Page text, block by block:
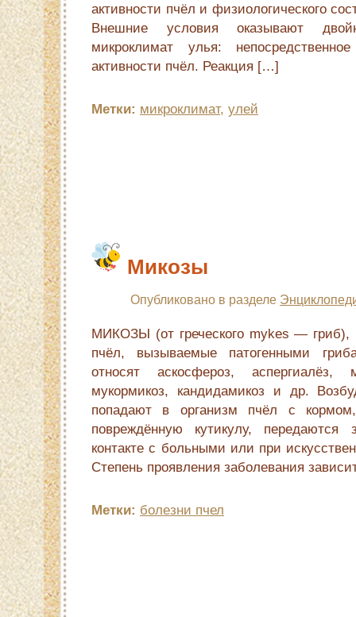
активности пчёл и физиологического
Внешние условия оказывают
микроклимат улья:
активности пчёл. Реакция […]
Метки: микроклимат, улей
Микозы
Опубликовано в разделе
МИКОЗЫ (от греческого mykes — гриб),
пчёл, вызываемые патогенными
относят аскосфероз, аспергиалёз,
мукормикоз, кандидамикоз и др.
попадают в организм пчёл с
повреждённую кутикулу,
контакте с больными или при
Степень проявления заболевания
Метки: болезни пчел